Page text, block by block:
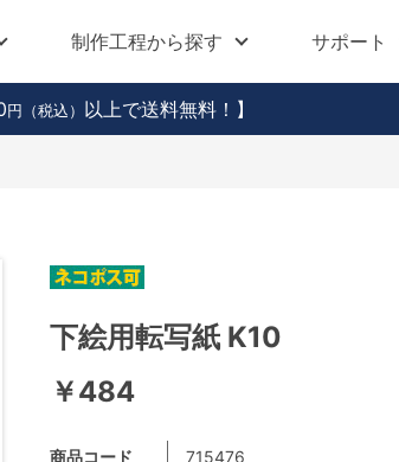
制作工程から探す サポート
円（税込） 以上で送料無料！】
下絵用転写紙 K10
￥484
商品コード 715476